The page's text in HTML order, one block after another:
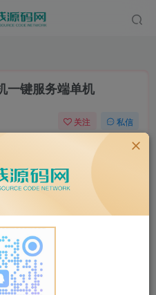
一键服务端单机
关注 私信
3171